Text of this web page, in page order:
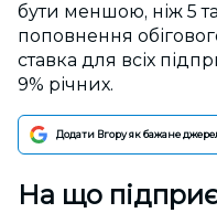
бути меншою, ніж 5
поповнення
ставка для всіх
9% річних.
Додати Вгору як бажане
На що